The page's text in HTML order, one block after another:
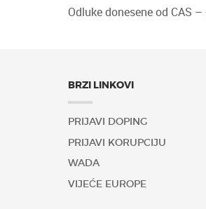
Odluke donesene od CAS
BRZI LINKOVI
PRIJAVI DOPING
PRIJAVI KORUPCIJU
WADA
VIJEĆE EUROPE